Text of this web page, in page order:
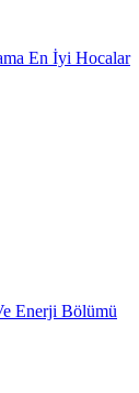
En İyi Hocalar
Enerji Bölümü